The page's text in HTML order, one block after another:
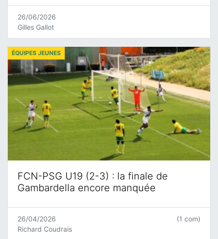
26/06/2026
Gilles Gallot
FCN-PSG U19 (2-3) : la finale de
Gambardella encore manquée
ÉQUIPES JEUNES
26/04/2026
Richard Coudrais
(1 com)